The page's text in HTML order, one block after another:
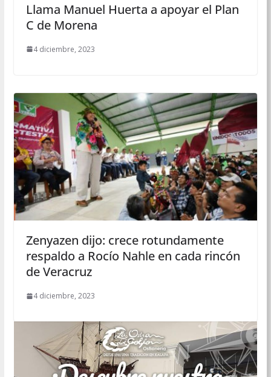
Llama Manuel Huerta a apoyar el Plan
C de Morena
4 diciembre, 2023
Zenyazen dijo: crece rotundamente
respaldo a Rocío Nahle en cada rincón
de Veracruz
4 diciembre, 2023